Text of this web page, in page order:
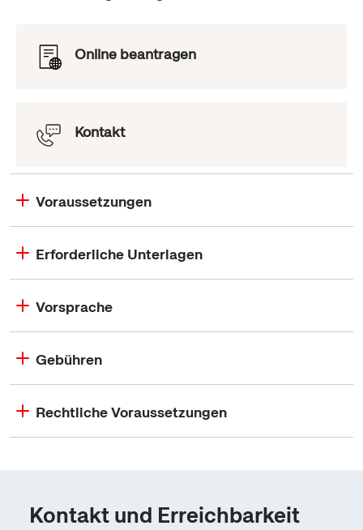
Online beantragen
Kontakt
Voraussetzungen
Erforderliche Unterlagen
Vorsprache
Gebühren
Rechtliche Voraussetzungen
Kontakt und Erreichbarkeit